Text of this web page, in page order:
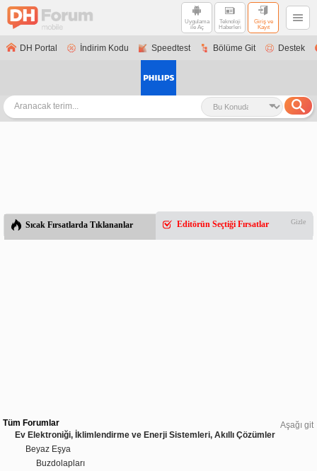
Uygulama
ile Aç
Teknoloji
Haberleri
Giriş ve
Kayıt
DH Portal İndirim Kodu Speedtest Bölüme Git Destek
Sıcak Fırsatlarda Tıklananlar Editörün Seçtiği Fırsatlar Gizle
Aşağı git
Tüm Forumlar
Ev Elektroniği, İklimlendirme ve Enerji Sistemleri, Akıllı Çözümler
Beyaz Eşya
Buzdolapları